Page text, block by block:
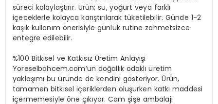
süreci kolaylaştırır. Ürün; su, yoğurt veya farklı
içeceklerle kolayca karıştırılarak tüketilebilir. Günde 1-2
kaşık kullanım önerisiyle günlük rutine zahmetsizce
entegre edilebilir.
%100 Bitkisel ve Katkısız Üretim Anlayışı
Yoreselbahcem.com’un doğallık odaklı üretim
yaklaşımı bu üründe de kendini gösteriyor. Ürün,
tamamen bitkisel içeriklerden oluşurken katkı maddesi
içermemesiyle öne çıkıyor. Cam şişe ambalajı